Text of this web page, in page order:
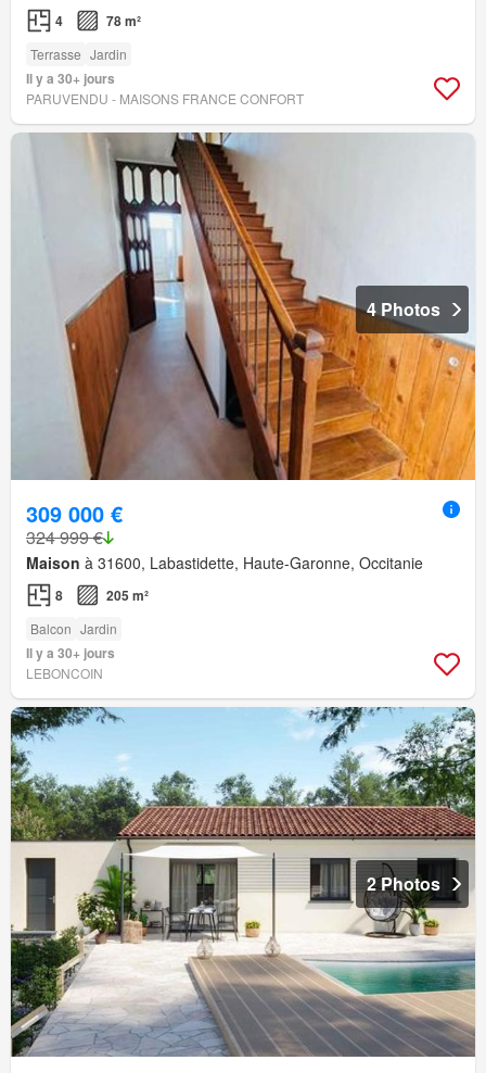
4 78 m²
Terrasse Jardin
Il y a 30+ jours
PARUVENDU - MAISONS FRANCE CONFORT
4 Photos
309 000 €
324 999 €
Maison à 31600, Labastidette, Haute-Garonne, Occitanie
8 205 m²
Balcon Jardin
Il y a 30+ jours
LEBONCOIN
2 Photos